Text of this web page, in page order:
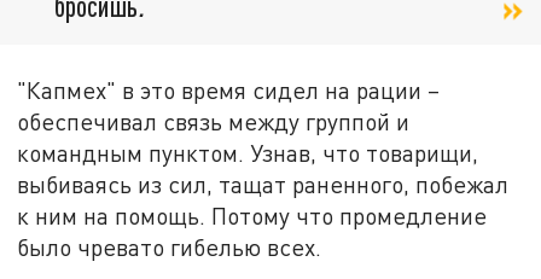
"Капмех" в это время сидел на рации –
обеспечивал связь между группой и
командным пунктом. Узнав, что товарищи,
выбиваясь из сил, тащат раненного, побежал
к ним на помощь. Потому что промедление
было чревато гибелью всех.